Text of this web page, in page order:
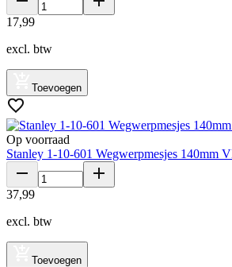
17,99
excl. btw
Toevoegen
Op voorraad
Stanley 1-10-601 Wegwerpmesjes 140mm
37,99
excl. btw
Toevoegen